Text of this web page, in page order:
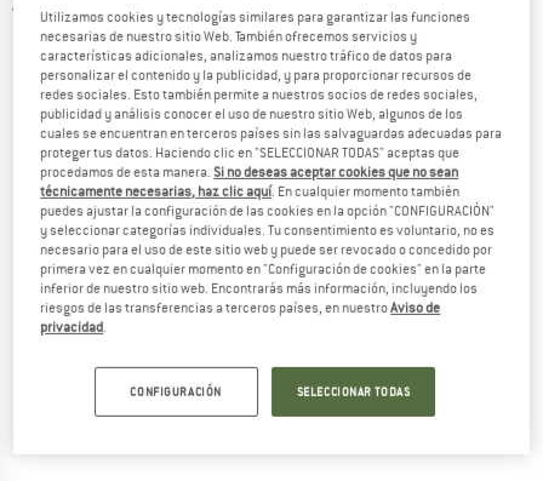
5,0(1)
Utilizamos cookies y tecnologías similares para garantizar las funciones
necesarias de nuestro sitio Web. También ofrecemos servicios y
características adicionales, analizamos nuestro tráfico de datos para
personalizar el contenido y la publicidad, y para proporcionar recursos de
redes sociales. Esto también permite a nuestros socios de redes sociales,
publicidad y análisis conocer el uso de nuestro sitio Web, algunos de los
cuales se encuentran en terceros países sin las salvaguardas adecuadas para
proteger tus datos. Haciendo clic en "SELECCIONAR TODAS" aceptas que
procedamos de esta manera.Si no deseas aceptar cookies que no sean
técnicamente necesarias, haz clic aquí. En cualquier momento también
puedes ajustar la configuración de las cookies en la opción "CONFIGURACIÓN"
y seleccionar categorías individuales. Tu consentimiento es voluntario, no es
necesario para el uso de este sitio web y puede ser revocado o concedido por
primera vez en cualquier momento en "Configuración de cookies" en la parte
inferior de nuestro sitio web. Encontrarás más información, incluyendo los
riesgos de las transferencias a terceros países, en nuestroAviso de
privacidad.
CONFIGURACIÓN SELECCIONAR TODAS